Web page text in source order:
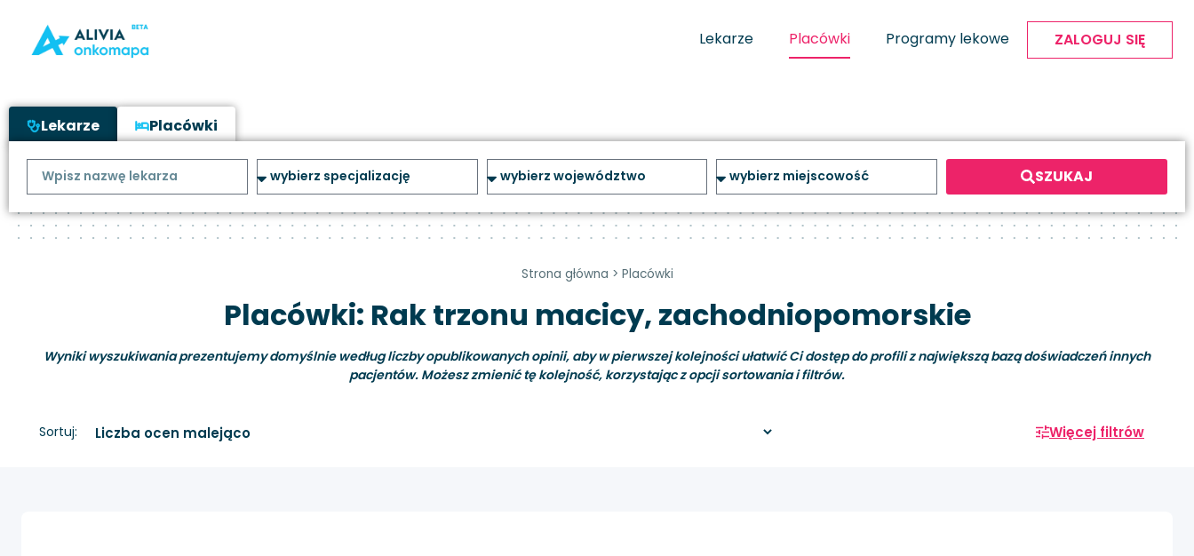
Lekarze Placówki Programy lekowe ZALOGUJ SIĘ
Lekarze Placówki
SZUKAJ
Strona główna > Placówki
Placówki: Rak trzonu macicy, zachodniopomorskie
Wyniki wyszukiwania prezentujemy domyślnie według liczby opublikowanych opinii, aby w pierwszej kolejności ułatwić Ci dostęp do profili z największą bazą doświadczeń innych
pacjentów. Możesz zmienić tę kolejność, korzystając z opcji sortowania i filtrów.
Sortuj: Więcej filtrów